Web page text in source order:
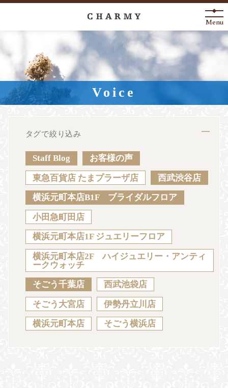
New Arrival
About
Engagement Ring
Anniversary
News Blog
Sustainability Voice Catalog
JA EN CH KO
Menu
Voice
タグで絞り込み
Staff Blog お客様の声
東急百貨店 たまプラーザ店 西武渋谷店
横浜元町本店B1F ブライダルフロア
小田急町田店
横浜元町本店1F ジュエリーフロア
横浜元町本店2F ハイジュエリー・アンティ
ークウォッチ
そごう千葉店 西武池袋店
そごう大宮店 伊勢丹立川店
横浜元町本店 そごう横浜店